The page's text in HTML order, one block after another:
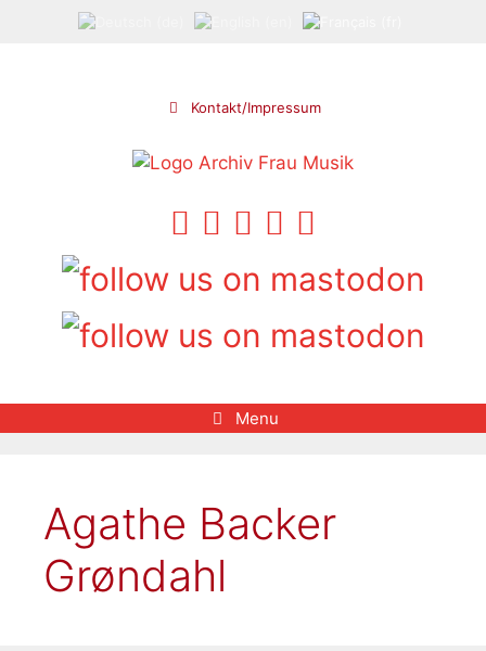
Kontakt/Impressum
Menu
Agathe Backer
Grøndahl